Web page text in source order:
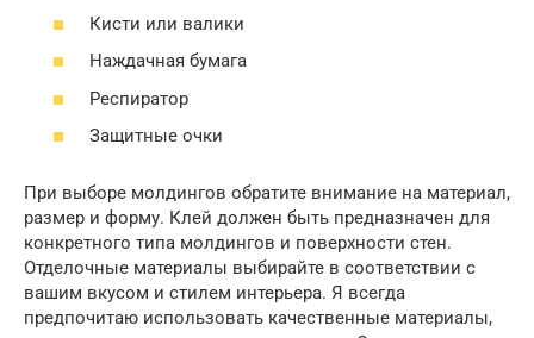
Кисти или валики
Наждачная бумага
Респиратор
Защитные очки
При выборе молдингов обратите внимание на материал,
размер и форму. Клей должен быть предназначен для
конкретного типа молдингов и поверхности стен.
Отделочные материалы выбирайте в соответствии с
вашим вкусом и стилем интерьера. Я всегда
предпочитаю использовать качественные материалы,